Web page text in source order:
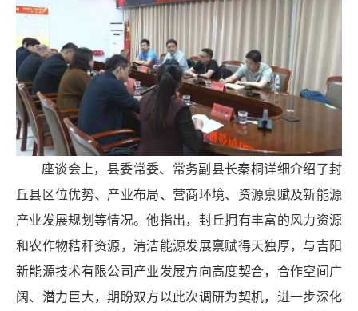
座谈会上，县委常委、常务副县长秦桐详细介绍了封
丘县区位优势、产业布局、营商环境、资源禀赋及新能源
产业发展规划等情况。他指出，封丘拥有丰富的风力资源
和农作物秸秆资源，清洁能源发展禀赋得天独厚，与吉阳
新能源技术有限公司产业发展方向高度契合，合作空间广
阔、潜力巨大，期盼双方以此次调研为契机，进一步深化